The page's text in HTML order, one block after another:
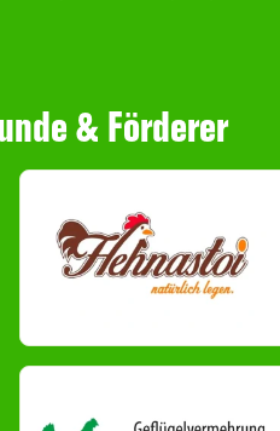
& Förderer